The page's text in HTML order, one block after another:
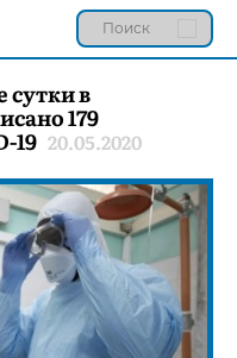
сутки в
179
19 20.05.2020